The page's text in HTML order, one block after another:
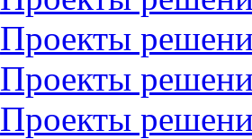
Проекты
Проекты
Проекты